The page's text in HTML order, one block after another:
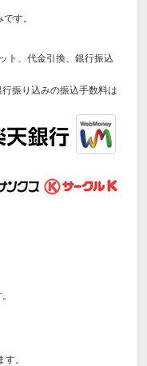
す。
ト、代金引換、銀行振込
振り込みの振込手数料は
。